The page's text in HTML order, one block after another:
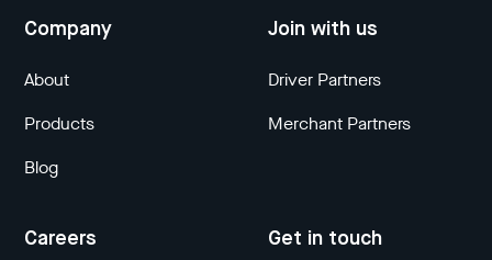
Company
About
Products
Blog
Join with us
Driver Partners
Merchant Partners
Careers Get in touch